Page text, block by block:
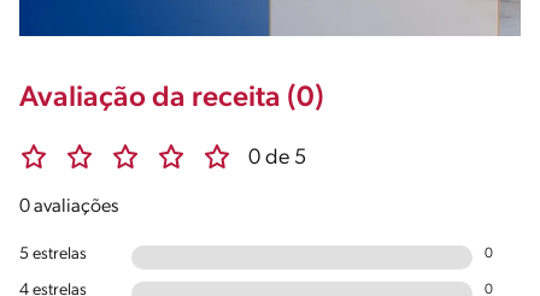
Avaliação da receita (0)
0 de 5
0 avaliações
5 estrelas 0
4 estrelas 0